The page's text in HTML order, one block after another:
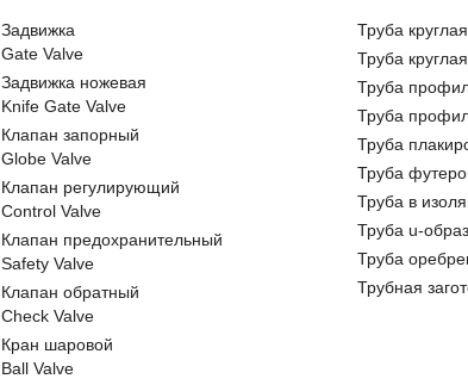
Задвижка
Gate Valve
Задвижка ножевая
Knife Gate Valve
Клапан запорный
Globe Valve
Клапан регулирующий
Control Valve
Клапан предохранительный
Safety Valve
Клапан обратный
Check Valve
Кран шаровой
Ball Valve
Труба круглая
Труба
Труба
Труба
Труба
Труба
Труба в
Труба u-
Труба
Трубная